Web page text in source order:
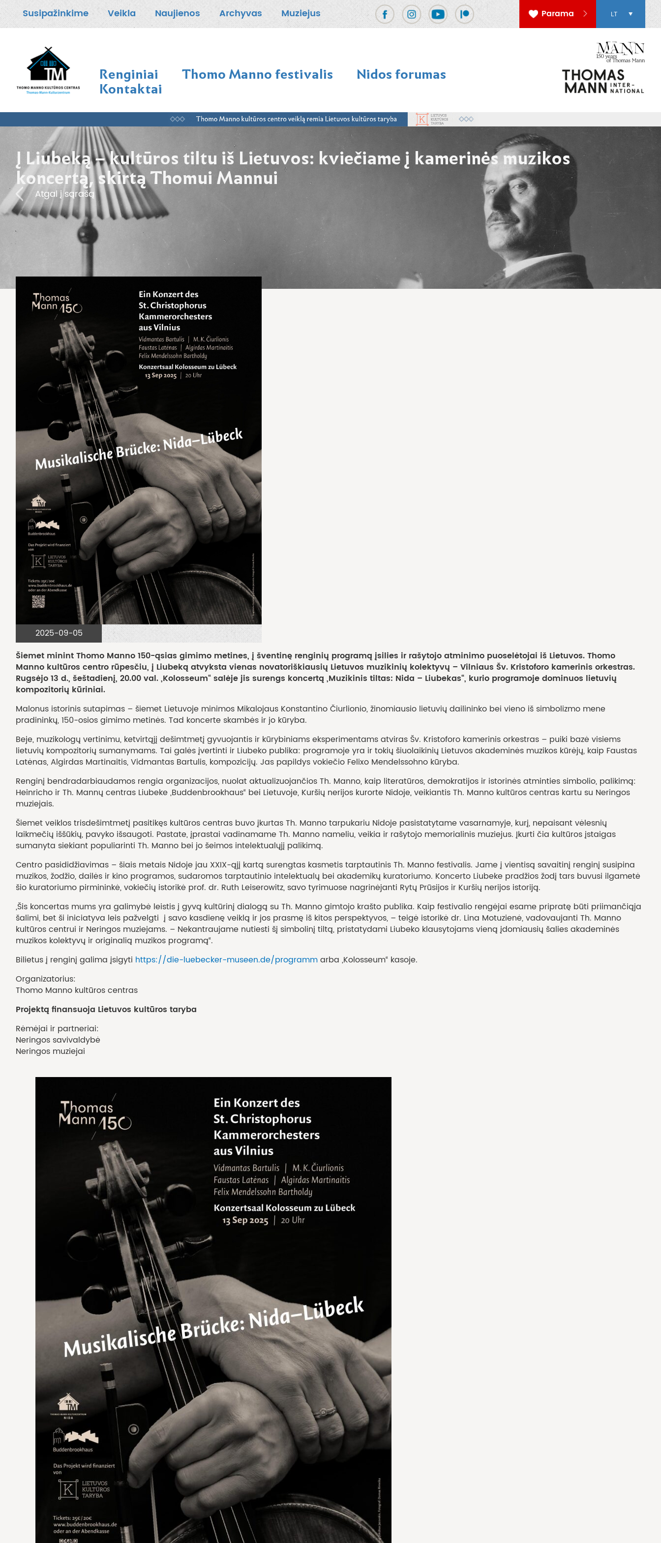
Susipažinkime Veikla Naujienos Archyvas Muziejus Parama LT
Renginiai Thomo Manno festivalis Nidos forumas
Kontaktai
Į Liubeką – kultūros tiltu iš Lietuvos: kviečiame į kamerinės muzikos
koncertą, skirtą Thomui Mannui
Atgal į sąrašą
2025-09-05
Šiemet minint Thomo Manno 150-ąsias gimimo metines, į šventinę renginių programą įsilies ir rašytojo atminimo puoselėtojai iš Lietuvos. Thomo
Manno kultūros centro rūpesčiu, į Liubeką atvyksta vienas novatoriškiausių Lietuvos muzikinių kolektyvų – Vilniaus Šv. Kristoforo kamerinis orkestras.
Rugsėjo 13 d., šeštadienį, 20.00 val. „Kolosseum“ salėje jis surengs koncertą „Muzikinis tiltas: Nida – Liubekas“, kurio programoje dominuos lietuvių
kompozitorių kūriniai.
Malonus istorinis sutapimas – šiemet Lietuvoje minimos Mikalojaus Konstantino Čiurlionio, žinomiausio lietuvių dailininko bei vieno iš simbolizmo mene
pradininkų, 150-osios gimimo metinės. Tad koncerte skambės ir jo kūryba.
Beje, muzikologų vertinimu, ketvirtąjį dešimtmetį gyvuojantis ir kūrybiniams eksperimentams atviras Šv. Kristoforo kamerinis orkestras – puiki bazė visiems
lietuvių kompozitorių sumanymams. Tai galės įvertinti ir Liubeko publika: programoje yra ir tokių šiuolaikinių Lietuvos akademinės muzikos kūrėjų, kaip Faustas
Latėnas, Algirdas Martinaitis, Vidmantas Bartulis, kompozicijų. Jas papildys vokiečio Felixo Mendelssohno kūryba.
Renginį bendradarbiaudamos rengia organizacijos, nuolat aktualizuojančios Th. Manno, kaip literatūros, demokratijos ir istorinės atminties simbolio, palikimą:
Heinricho ir Th. Mannų centras Liubeke „Buddenbrookhaus“ bei Lietuvoje, Kuršių nerijos kurorte Nidoje, veikiantis Th. Manno kultūros centras kartu su Neringos
muziejais.
Šiemet veiklos trisdešimtmetį pasitikęs kultūros centras buvo įkurtas Th. Manno tarpukariu Nidoje pasistatytame vasarnamyje, kurį, nepaisant vėlesnių
laikmečių iššūkių, pavyko išsaugoti. Pastate, įprastai vadinamame Th. Manno nameliu, veikia ir rašytojo memorialinis muziejus. Įkurti čia kultūros įstaigas
sumanyta siekiant populiarinti Th. Manno bei jo šeimos intelektualųjį palikimą.
Centro pasididžiavimas – šiais metais Nidoje jau XXIX-ąjį kartą surengtas kasmetis tarptautinis Th. Manno festivalis. Jame į vientisą savaitinį renginį susipina
muzikos, žodžio, dailės ir kino programos, sudaromos tarptautinio intelektualų bei akademikų kuratoriumo. Koncerto Liubeke pradžios žodį tars buvusi ilgametė
šio kuratoriumo pirmininkė, vokiečių istorikė prof. dr. Ruth Leiserowitz, savo tyrimuose nagrinėjanti Rytų Prūsijos ir Kuršių nerijos istoriją.
„Šis koncertas mums yra galimybė leistis į gyvą kultūrinį dialogą su Th. Manno gimtojo krašto publika. Kaip festivalio rengėjai esame pripratę būti priimančiąja
šalimi, bet ši iniciatyva leis pažvelgti į savo kasdienę veiklą ir jos prasmę iš kitos perspektyvos, – teigė istorikė dr. Lina Motuzienė, vadovaujanti Th. Manno
kultūros centrui ir Neringos muziejams. – Nekantraujame nutiesti šį simbolinį tiltą, pristatydami Liubeko klausytojams vieną įdomiausių šalies akademinės
muzikos kolektyvų ir originalią muzikos programą“.
Bilietus į renginį galima įsigyti https://die-luebecker-museen.de/programm arba „Kolosseum“ kasoje.
Organizatorius:
Thomo Manno kultūros centras
Projektą finansuoja Lietuvos kultūros taryba
Rėmėjai ir partneriai:
Neringos savivaldybė
Neringos muziejai